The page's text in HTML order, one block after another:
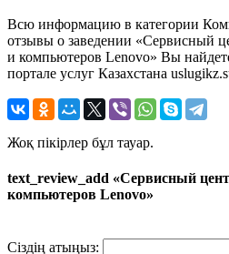
Всю информацию в категории
отзывы о заведении «Сервисный
и компьютеров Lenovo» Вы
портале услуг Казахстана
Жоқ пікірлер бұл тауар.
text_review_add «Сервисный
компьютеров Lenovo»
Сіздің атыңыз: